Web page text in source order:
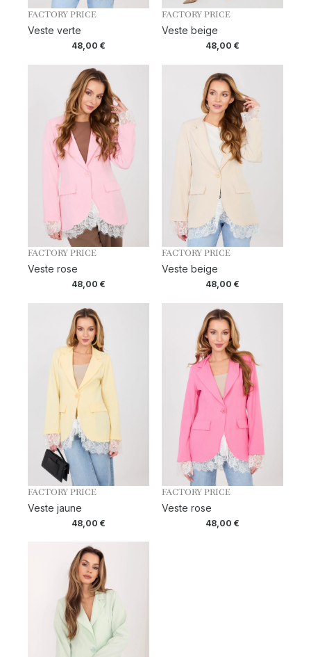
FACTORY PRICE
Veste verte
48,00€
FACTORY PRICE
Veste beige
48,00 €
FACTORY PRICE
Veste rose
48,00€
FACTORY PRICE
Veste beige
48,00 €
FACTORY PRICE
Veste jaune
48,00€
FACTORY PRICE
Veste rose
48,00 €